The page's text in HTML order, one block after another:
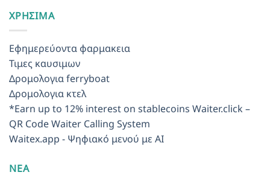
ΧΡΉΣΙΜΑ
Εφημερεύοντα φαρμακεια
Τιμες καυσιμων
Δρομολογια ferryboat
Δρομολογια κτελ
*Earn up to 12% interest on stablecoins Waiter.click –
QR Code Waiter Calling System
Waitex.app - Ψηφιακό μενού με AI
ΝΕΑ